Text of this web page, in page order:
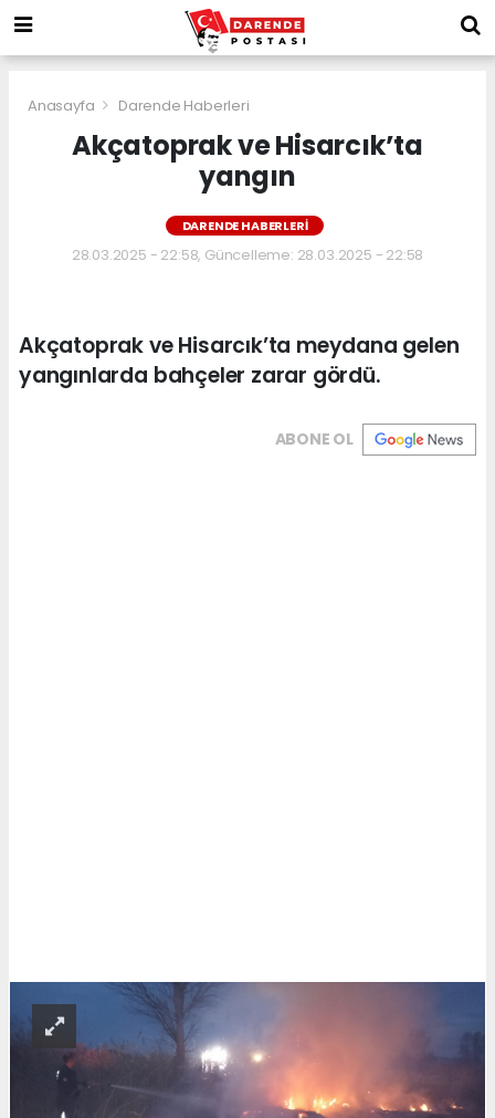
Anasayfa Darende Haberleri
Akçatoprak ve Hisarcık’ta
yangın
DARENDE HABERLERI
28.03.2025 - 22:58, Güncelleme: 28.03.2025 - 22:58
Akçatoprak ve Hisarcık’ta meydana gelen
yangınlarda bahçeler zarar gördü.
ABONE OL